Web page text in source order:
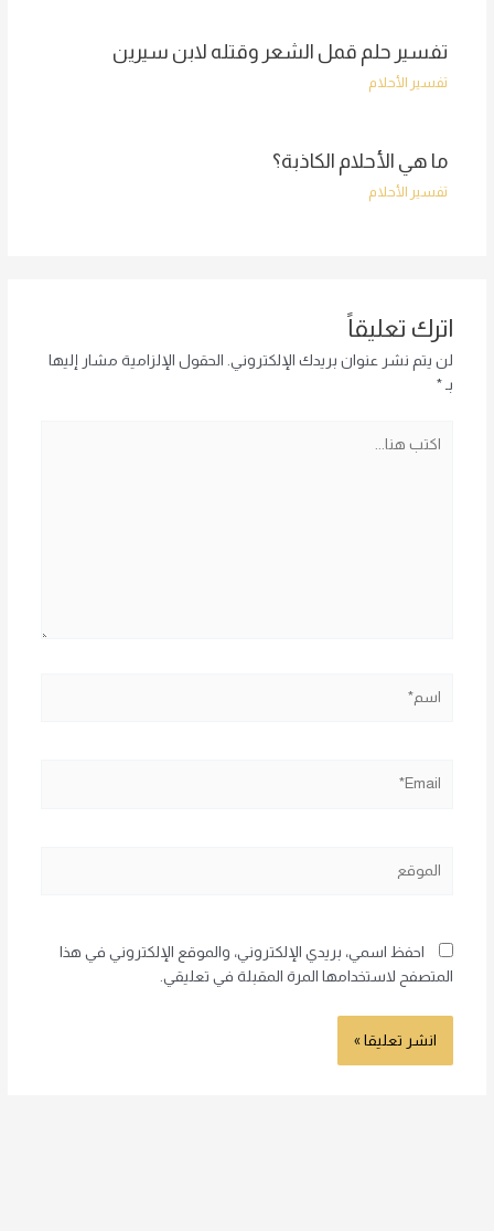
تفسير حلم قمل الشعر وقتله لابن سيرين
تفسير الأحلام
ما هي الأحلام الكاذبة؟
تفسير الأحلام
اترك تعليقاً
لن يتم نشر عنوان بريدك الإلكتروني. الحقول الإلزامية مشار إليها
بـ *
هنا...
احفظ اسمي، بريدي الإلكتروني، والموقع الإلكتروني في هذا
المتصفح لاستخدامها المرة المقبلة في تعليقي.